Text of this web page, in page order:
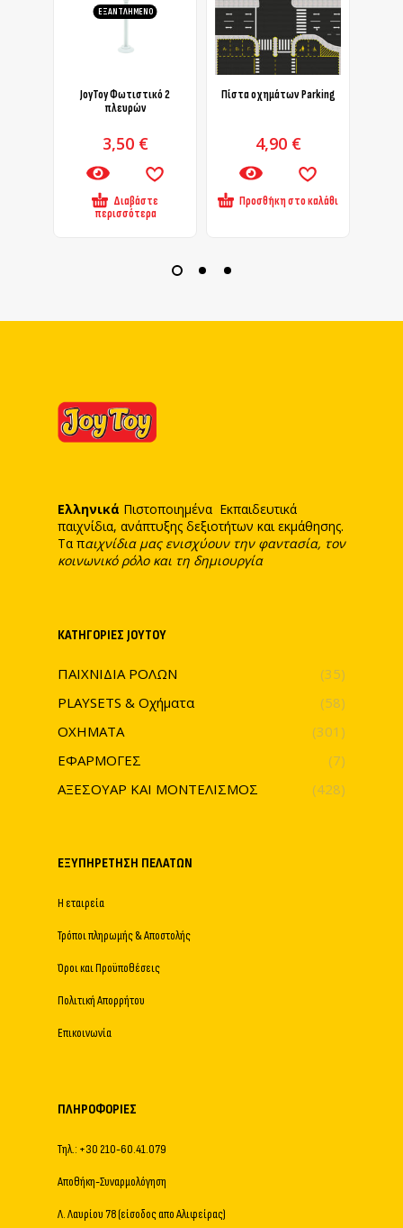
ΕΞΑΝΤΛΗΜΈΝΟ
JoyToy Φωτιστικό 2
πλευρών
3,50 €
Διαβάστε
περισσότερα
Πίστα οχημάτων Parking
4,90 €
Προσθήκη στο καλάθι
Ελληνικά Πιστοποιημένα Εκπαιδευτικά
παιχνίδια, ανάπτυξης δεξιοτήτων και εκμάθησης.
Τα παιχνίδια μας ενισχύουν την φαντασία, τον
κοινωνικό ρόλο και τη δημιουργία
ΚΑΤΗΓΟΡΊΕΣ JOYTOY
ΠΑΙΧΝΙΔΙΑ ΡΟΛΩΝ
(35)
PLAYSETS & Οχήματα
(58)
ΟΧΗΜΑΤΑ
(301)
ΕΦΑΡΜΟΓΕΣ
(7)
ΑΞΕΣΟΥΑΡ ΚΑΙ ΜΟΝΤΕΛΙΣΜΟΣ
(428)
ΕΞΥΠΗΡΈΤΗΣΗ ΠΕΛΑΤΏΝ
Η εταιρεία
Τρόποι πληρωμής & Αποστολής
Όροι και Προϋποθέσεις
Πολιτική Απορρήτου
Επικοινωνία
ΠΛΗΡΟΦΟΡΊΕΣ
Τηλ.: +30 210-60.41.079
Αποθήκη-Συναρμολόγηση
Λ. Λαυρίου 78 (είσοδος απο Αλιφείρας)